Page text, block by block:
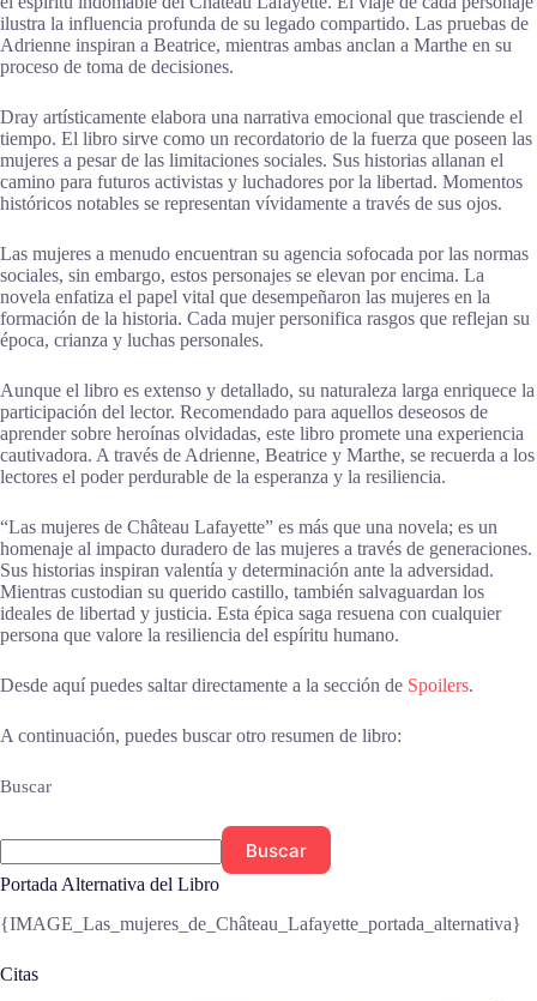
ilustra la influencia profunda de su legado compartido. Las pruebas de
Adrienne inspiran a Beatrice, mientras ambas anclan a Marthe en su
proceso de toma de decisiones.
Dray artísticamente elabora una narrativa emocional que trasciende el
tiempo. El libro sirve como un recordatorio de la fuerza que poseen las
mujeres a pesar de las limitaciones sociales. Sus historias allanan el
camino para futuros activistas y luchadores por la libertad. Momentos
históricos notables se representan vívidamente a través de sus ojos.
Las mujeres a menudo encuentran su agencia sofocada por las normas
sociales, sin embargo, estos personajes se elevan por encima. La
novela enfatiza el papel vital que desempeñaron las mujeres en la
formación de la historia. Cada mujer personifica rasgos que reflejan su
época, crianza y luchas personales.
Aunque el libro es extenso y detallado, su naturaleza larga enriquece la
participación del lector. Recomendado para aquellos deseosos de
aprender sobre heroínas olvidadas, este libro promete una experiencia
cautivadora. A través de Adrienne, Beatrice y Marthe, se recuerda a los
lectores el poder perdurable de la esperanza y la resiliencia.
“Las mujeres de Château Lafayette” es más que una novela; es un
homenaje al impacto duradero de las mujeres a través de generaciones.
Sus historias inspiran valentía y determinación ante la adversidad.
Mientras custodian su querido castillo, también salvaguardan los
ideales de libertad y justicia. Esta épica saga resuena con cualquier
persona que valore la resiliencia del espíritu humano.
Desde aquí puedes saltar directamente a la sección de Spoilers.
A continuación, puedes buscar otro resumen de libro:
Buscar
Buscar
Portada Alternativa del Libro
{IMAGE_Las_mujeres_de_Château_Lafayette_portada_alternativa}
Citas